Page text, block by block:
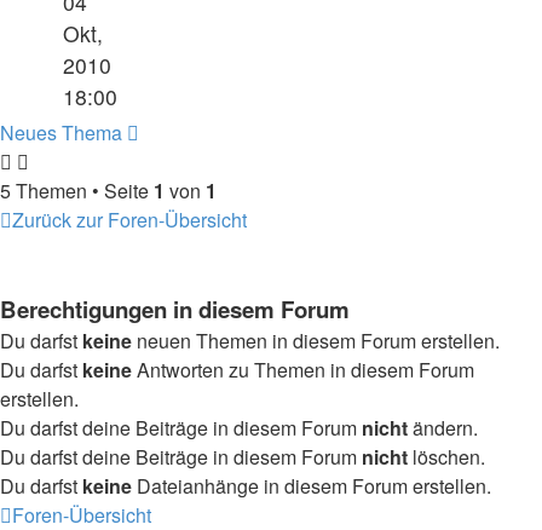
Okt,
2010
18:00
Neues Thema
5 Themen • Seite 1 von 1
Zurück zur Foren-Übersicht
Berechtigungen in diesem Forum
Du darfst keine neuen Themen in diesem Forum erstellen.
Du darfst keineAntworten zu Themen in diesem Forum
erstellen.
Du darfst deine Beiträge in diesem Forum nichtändern.
Du darfst deine Beiträge in diesem Forum nicht löschen.
Du darfst keine Dateianhänge in diesem Forum erstellen.
Foren-Übersicht